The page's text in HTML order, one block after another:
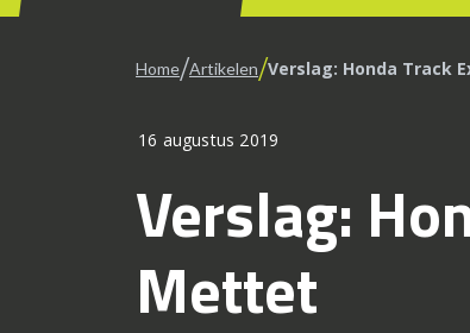
Home/Artikelen/Verslag: Honda Track
16 augustus 2019
Verslag:
Mettet